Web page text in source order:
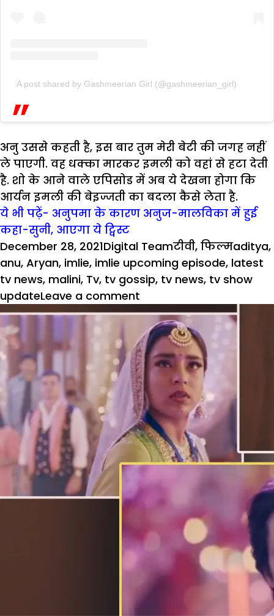
A post shared by Gashmeerian Girl (@gashmeerian_girl)
अनु उससे कहती है, इस बार तुम मेरी बेटी की जगह नहीं
ले पाएगी. वह धक्का मारकर इमली को वहां से हटा देती
है. शो के आने वाले एपिसोड में अब ये देखना होगा कि
आर्यन इमली की बेइज्जती का बदला कैसे लेता है.
ये भी पढ़ें- अनुपमा के कारण अनुज-मालविका में हुई
कहा-सुनी, आएगा ये ट्विस्ट
Posted
on
December 28, 2021Author
Digital TeamCategories
टीवी, फिल्मTags
aditya,
anu, Aryan, imlie, imlie upcoming episode, latest
tv news, malini, Tv, tv gossip, tv news, tv show
updateLeave a comment
Imlie:
अनु
ने
इमली
को
मारा
धक्का,
आर्यन
देगा
करारा